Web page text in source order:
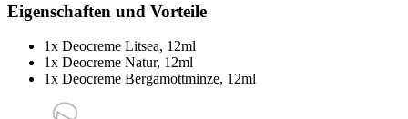
Eigenschaften und Vorteile
1x Deocreme Litsea, 12ml
1x Deocreme Natur, 12ml
1x Deocreme Bergamottminze, 12ml